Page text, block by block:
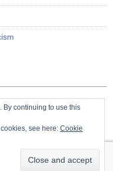
By continuing to use this
see here: Cookie